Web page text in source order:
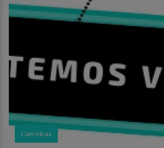
Carreiras